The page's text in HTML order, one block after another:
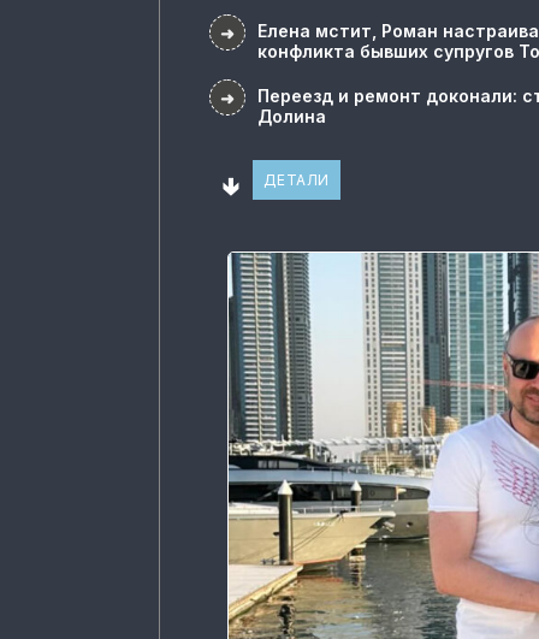
➜
Елена мстит, Роман
конфликта бывших супругов
➜
Переезд и ремонт доконали:
Долина
🢃 ДЕТАЛИ